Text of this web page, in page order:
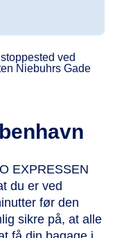
EXPRESSEN
du er ved
før den
sikre på, at alle